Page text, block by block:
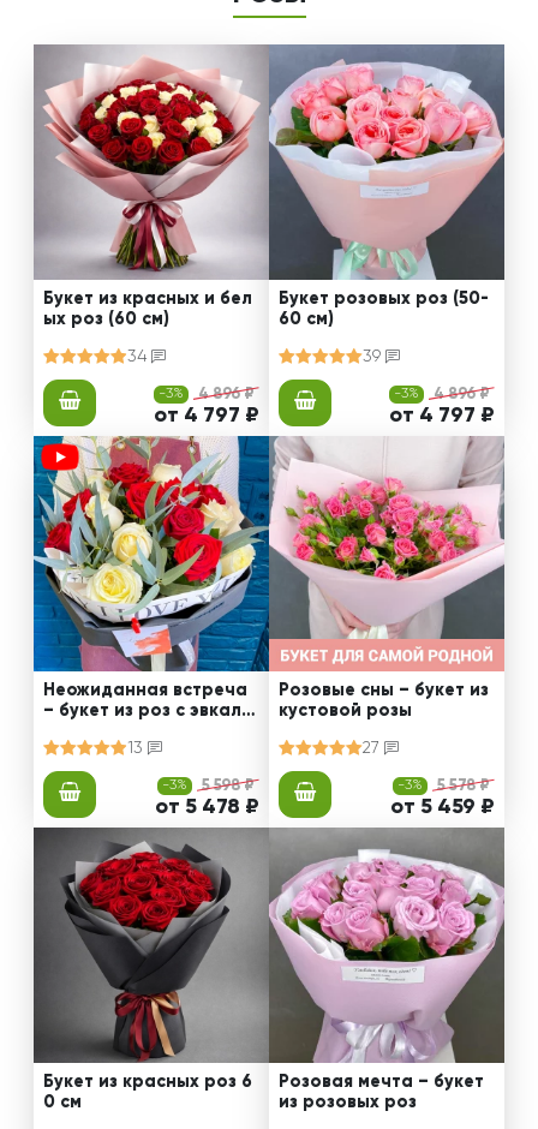
Букет из красных и бел
ых роз (60 см)
34
-3% 4 896 ₽
от 4 797 ₽
Букет розовых роз (50-
60 см)
39
-3% 4 896 ₽
от 4 797 ₽
Неожиданная встреча
– букет из роз с эвкали
13
-3% 5 598 ₽
от 5 478 ₽
Розовые сны – букет из
кустовой розы
27
-3% 5 578 ₽
от 5 459 ₽
Букет из красных роз 6
0 см
Розовая мечта – букет
из розовых роз